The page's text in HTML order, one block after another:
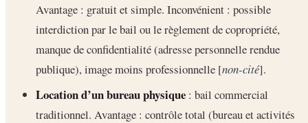
Avantage : gratuit et simple. Inconvénient : possible
interdiction par le bail ou le règlement de copropriété,
manque de confidentialité (adresse personnelle rendue
publique), image moins professionnelle [non-cité].
Location d’un bureau physique : bail commercial
traditionnel. Avantage : contrôle total (bureau et activités